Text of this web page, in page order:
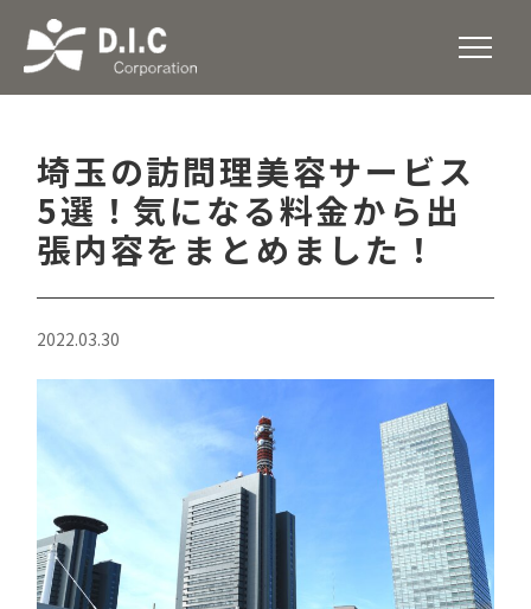
埼玉の訪問理美容サービス
5選！気になる料金から出
張内容をまとめました！
2022.03.30